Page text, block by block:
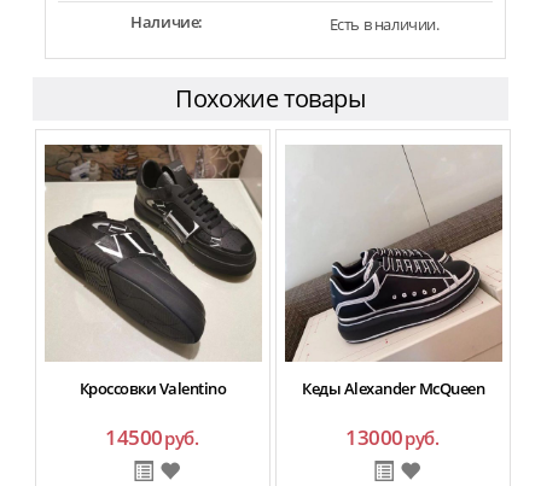
Наличие:
Есть в наличии.
Похожие товары
Кроссовки Valentino
14500руб.
Кеды Alexander McQueen
13000руб.